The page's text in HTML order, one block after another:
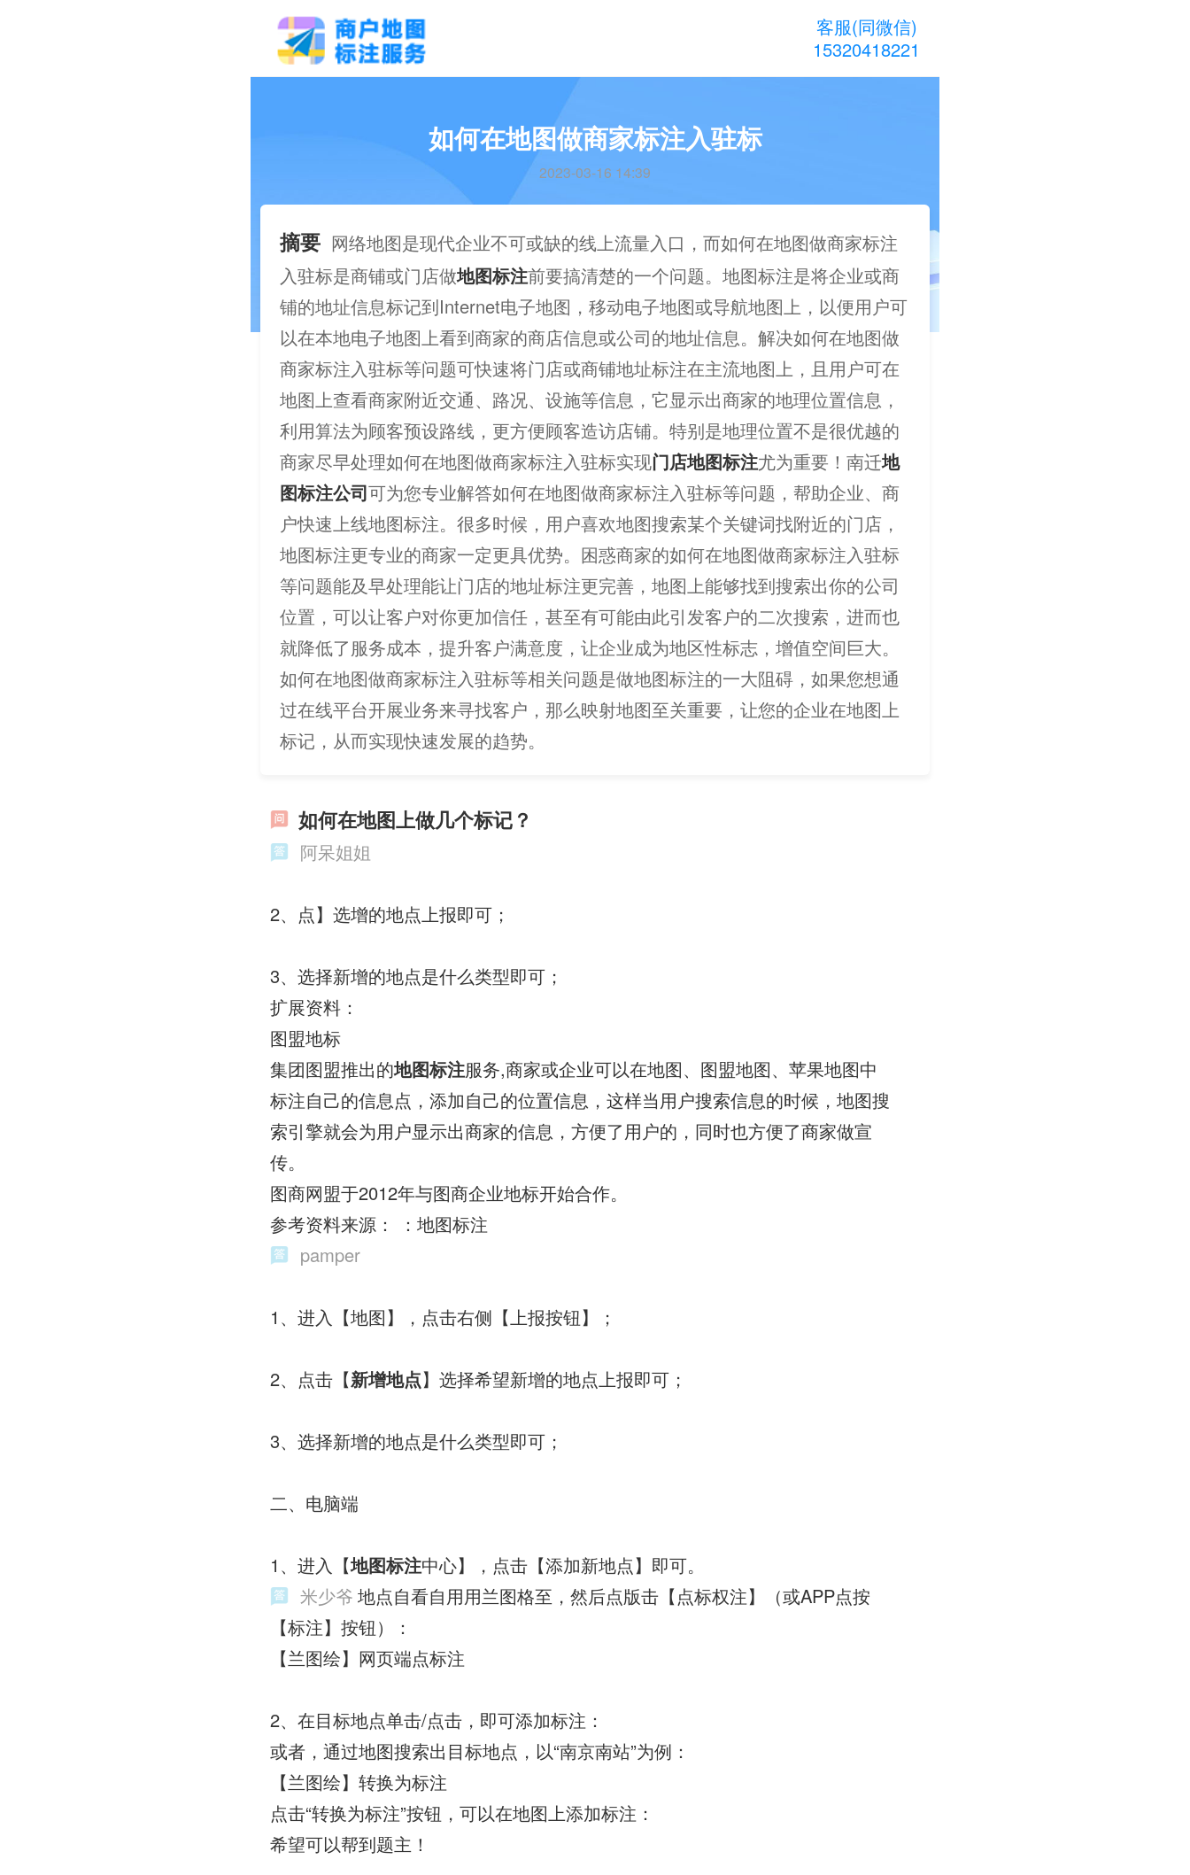
客服(同微信)
15320418221
如何在地图做商家标注入驻标
2023-03-16 14:39
摘要 网络地图是现代企业不可或缺的线上流量入口，而如何在地图做商家标注
入驻标是商铺或门店做地图标注前要搞清楚的一个问题。地图标注是将企业或商
铺的地址信息标记到Internet电子地图，移动电子地图或导航地图上，以便用户可
以在本地电子地图上看到商家的商店信息或公司的地址信息。解决如何在地图做
商家标注入驻标等问题可快速将门店或商铺地址标注在主流地图上，且用户可在
地图上查看商家附近交通、路况、设施等信息，它显示出商家的地理位置信息，
利用算法为顾客预设路线，更方便顾客造访店铺。特别是地理位置不是很优越的
商家尽早处理如何在地图做商家标注入驻标实现门店地图标注尤为重要！南迁地
图标注公司可为您专业解答如何在地图做商家标注入驻标等问题，帮助企业、商
户快速上线地图标注。很多时候，用户喜欢地图搜索某个关键词找附近的门店，
地图标注更专业的商家一定更具优势。困惑商家的如何在地图做商家标注入驻标
等问题能及早处理能让门店的地址标注更完善，地图上能够找到搜索出你的公司
位置，可以让客户对你更加信任，甚至有可能由此引发客户的二次搜索，进而也
就降低了服务成本，提升客户满意度，让企业成为地区性标志，增值空间巨大。
如何在地图做商家标注入驻标等相关问题是做地图标注的一大阻碍，如果您想通
过在线平台开展业务来寻找客户，那么映射地图至关重要，让您的企业在地图上
标记，从而实现快速发展的趋势。
如何在地图上做几个标记？
阿呆姐姐
2、点】选增的地点上报即可；
3、选择新增的地点是什么类型即可；
扩展资料：
图盟地标
集团图盟推出的地图标注服务,商家或企业可以在地图、图盟地图、苹果地图中
标注自己的信息点，添加自己的位置信息，这样当用户搜索信息的时候，地图搜
索引擎就会为用户显示出商家的信息，方便了用户的，同时也方便了商家做宣
传。
图商网盟于2012年与图商企业地标开始合作。
参考资料来源： ：地图标注
pamper
1、进入【地图】，点击右侧【上报按钮】；
2、点击【新增地点】选择希望新增的地点上报即可；
3、选择新增的地点是什么类型即可；
二、电脑端
1、进入【地图标注中心】，点击【添加新地点】即可。
米少爷 地点自看自用用兰图格至，然后点版击【点标权注】（或APP点按
【标注】按钮）：
【兰图绘】网页端点标注
2、在目标地点单击/点击，即可添加标注：
或者，通过地图搜索出目标地点，以“南京南站”为例：
【兰图绘】转换为标注
点击“转换为标注”按钮，可以在地图上添加标注：
希望可以帮到题主！